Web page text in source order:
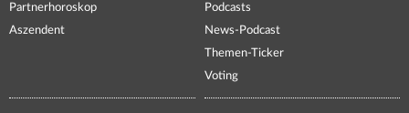
Partnerhoroskop
Aszendent
Podcasts
News-Podcast
Themen-Ticker
Voting